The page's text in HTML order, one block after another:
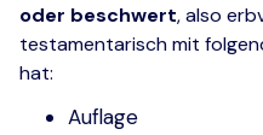
oder beschwert, also
testamentarisch mit
hat:
Auflage